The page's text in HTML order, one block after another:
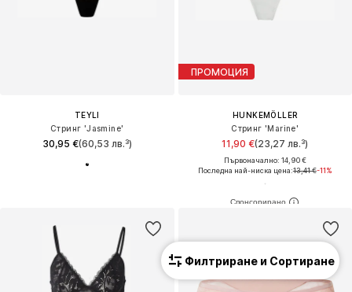
TEYLI
Стринг 'Jasmine'
30,95 €(60,53 лв.³)
ПРОМОЦИЯ
HUNKEMÖLLER
Стринг 'Marine'
11,90 €(23,27 лв.³)
Първоначално: 14,90 €
Последна най-ниска цена:13,41 €-11%
Филтриране и Сортиране